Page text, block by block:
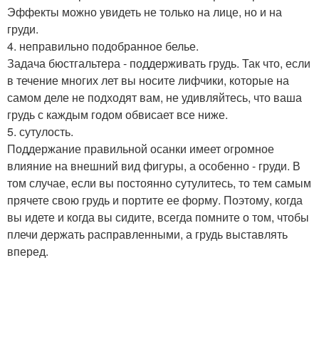
Эффекты можно увидеть не только на лице, но и на
груди.
4. неправильно подобранное белье.
Задача бюстгальтера - поддерживать грудь. Так что, если
в течение многих лет вы носите лифчики, которые на
самом деле не подходят вам, не удивляйтесь, что ваша
грудь с каждым годом обвисает все ниже.
5. сутулость.
Поддержание правильной осанки имеет огромное
влияние на внешний вид фигуры, а особенно - груди. В
том случае, если вы постоянно сутулитесь, то тем самым
прячете свою грудь и портите ее форму. Поэтому, когда
вы идете и когда вы сидите, всегда помните о том, чтобы
плечи держать расправленными, а грудь выставлять
вперед.